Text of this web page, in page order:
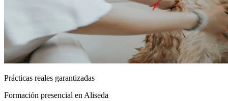
Prácticas reales garantizadas
Formación presencial en Aliseda